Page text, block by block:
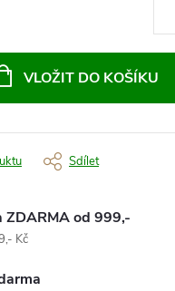
VLOŽIT DO KOŠÍKU
Sdílet
ZDARMA od 999,-
Kč